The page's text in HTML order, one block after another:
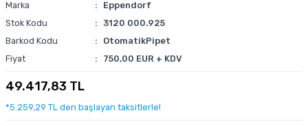
Marka
Eppendorf
Stok Kodu
3120 000.925
Barkod Kodu
OtomatikPipet
Fiyat
750,00 EUR + KDV
49.417,83 TL
*5.259,29 TL den başlayan taksitlerle!